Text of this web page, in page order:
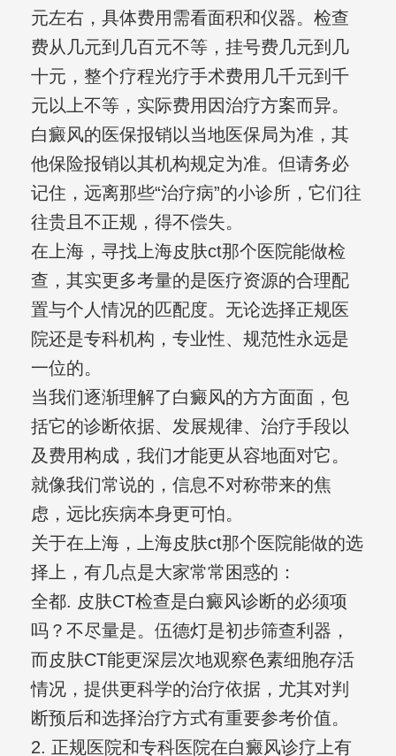
元左右，具体费用需看面积和仪器。检查
费从几元到几百元不等，挂号费几元到几
十元，整个疗程光疗手术费用几千元到千
元以上不等，实际费用因治疗方案而异。
白癜风的医保报销以当地医保局为准，其
他保险报销以其机构规定为准。但请务必
记住，远离那些“治疗病”的小诊所，它们往
往贵且不正规，得不偿失。
在上海，寻找上海皮肤ct那个医院能做检
查，其实更多考量的是医疗资源的合理配
置与个人情况的匹配度。无论选择正规医
院还是专科机构，专业性、规范性永远是
一位的。
当我们逐渐理解了白癜风的方方面面，包
括它的诊断依据、发展规律、治疗手段以
及费用构成，我们才能更从容地面对它。
就像我们常说的，信息不对称带来的焦
虑，远比疾病本身更可怕。
关于在上海，上海皮肤ct那个医院能做的选
择上，有几点是大家常常困惑的：
全都. 皮肤CT检查是白癜风诊断的必须项
吗？不尽量是。伍德灯是初步筛查利器，
而皮肤CT能更深层次地观察色素细胞存活
情况，提供更科学的治疗依据，尤其对判
断预后和选择治疗方式有重要参考价值。
2. 正规医院和专科医院在白癜风诊疗上有